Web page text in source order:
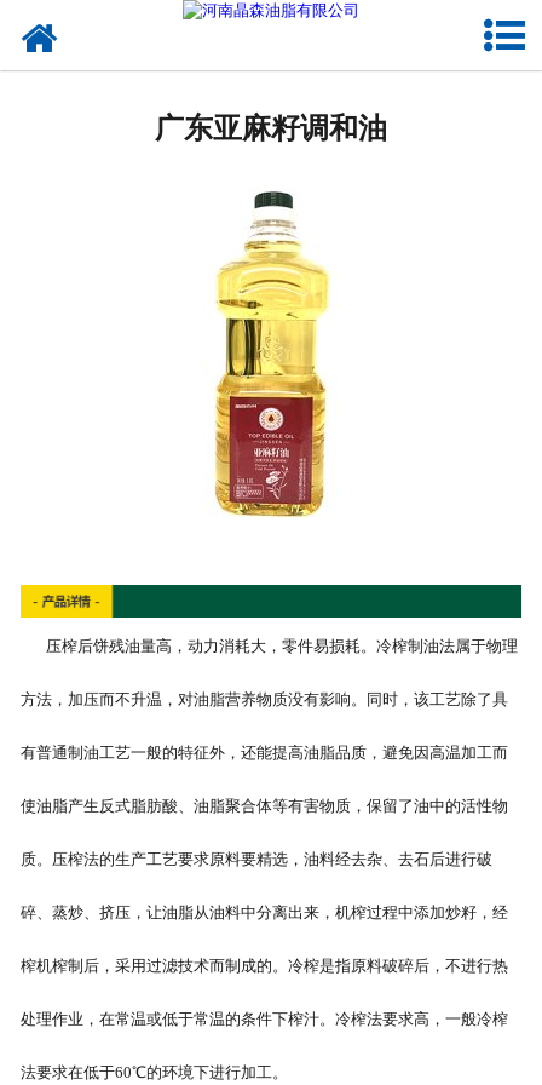
广东来料代工
广东亚麻籽调和油
压榨后饼残油量高，动力消耗大，零件易损耗。冷榨制油法属于物理
方法，加压而不升温，对油脂营养物质没有影响。同时，该工艺除了具
有普通制油工艺一般的特征外，还能提高油脂品质，避免因高温加工而
使油脂产生反式脂肪酸、油脂聚合体等有害物质，保留了油中的活性物
质。压榨法的生产工艺要求原料要精选，油料经去杂、去石后进行破
碎、蒸炒、挤压，让油脂从油料中分离出来，机榨过程中添加炒籽，经
榨机榨制后，采用过滤技术而制成的。冷榨是指原料破碎后，不进行热
处理作业，在常温或低于常温的条件下榨汁。冷榨法要求高，一般冷榨
法要求在低于60℃的环境下进行加工。